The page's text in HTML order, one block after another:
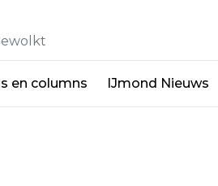
en columns IJmond Nieuws